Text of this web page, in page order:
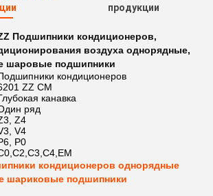
продукции
Подшипники кондиционеров,
воздуха однорядные,
шаровые подшипники
кондиционеров
ZZ CM
канавка
ряд
Z4
V4
P0
кондиционеров однорядные
шариковые подшипники